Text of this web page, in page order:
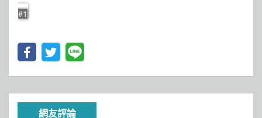
#1
網友評論